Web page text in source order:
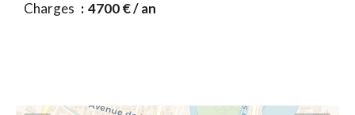
Charges 4700 € / an